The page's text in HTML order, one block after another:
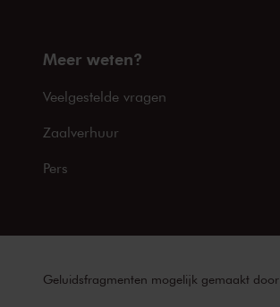
Meer weten?
Veelgestelde vragen
Zaalverhuur
Pers
Geluidsfragmenten mogelijk gemaakt door